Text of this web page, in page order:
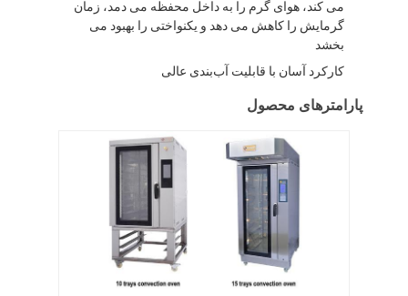
می کند، هوای گرم را به داخل محفظه می دمد، زمان
گرمایش را کاهش می دهد و یکنواختی را بهبود می
بخشد
کارکرد آسان با قابلیت آب‌بندی عالی
پارامترهای محصول